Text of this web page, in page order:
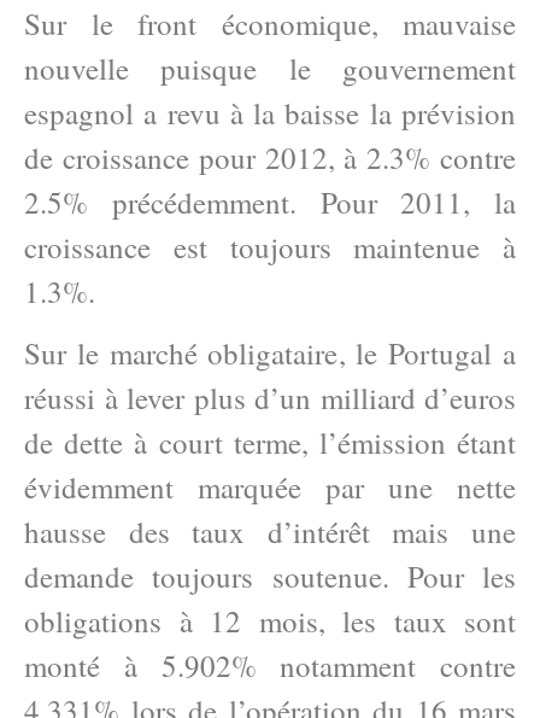
Sur le front économique, mauvaise
nouvelle puisque le gouvernement
espagnol a revu à la baisse la prévision
de croissance pour 2012, à 2.3% contre
2.5% précédemment. Pour 2011, la
croissance est toujours maintenue à
1.3%.
Sur le marché obligataire, le Portugal a
réussi à lever plus d’un milliard d’euros
de dette à court terme, l’émission étant
évidemment marquée par une nette
hausse des taux d’intérêt mais une
demande toujours soutenue. Pour les
obligations à 12 mois, les taux sont
monté à 5.902% notamment contre